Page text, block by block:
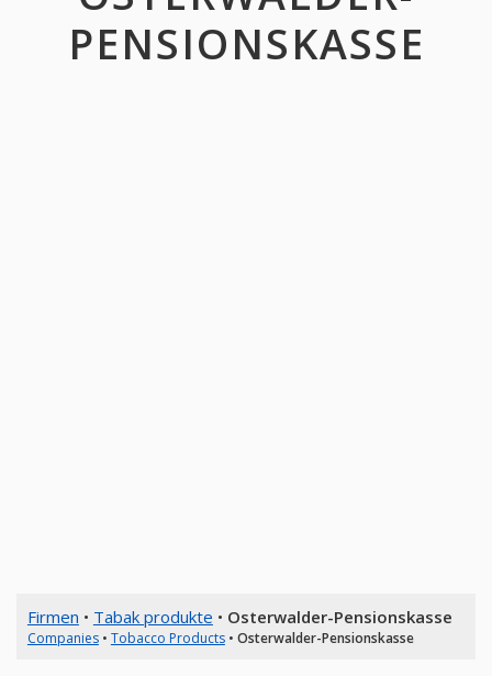
PENSIONSKASSE
Firmen • Tabak produkte • Osterwalder-Pensionskasse
Companies• Tobacco Products• Osterwalder-Pensionskasse